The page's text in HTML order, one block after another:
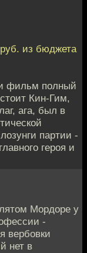
из бюджета
фильм полный
Кин-Гим,
ага, был в
партии -
героя и
Мордоре у
-
вербовки
нет в